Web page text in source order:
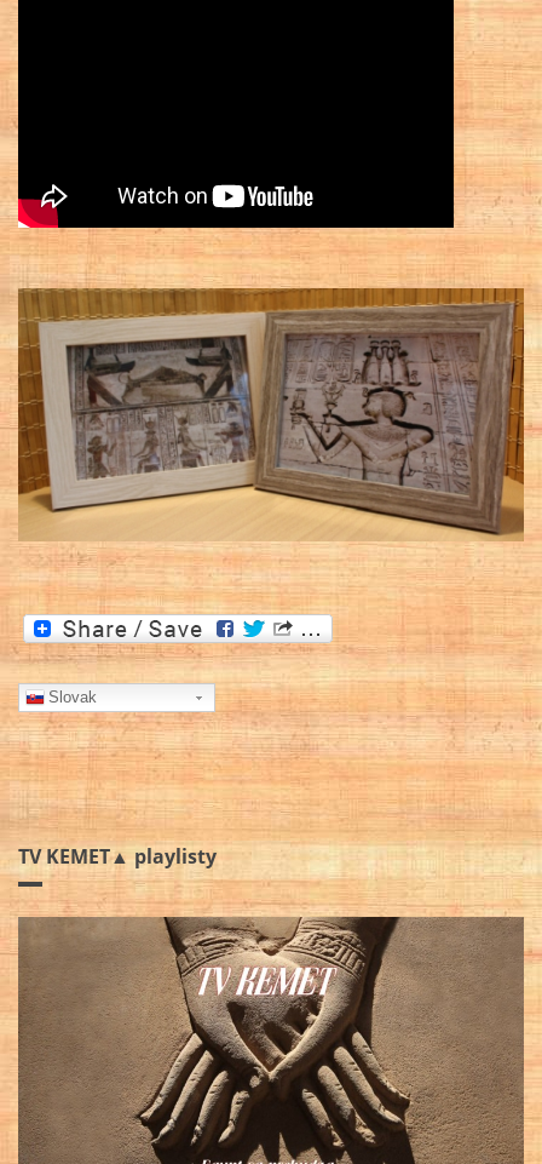
Slovak
TV KEMET▲ playlisty